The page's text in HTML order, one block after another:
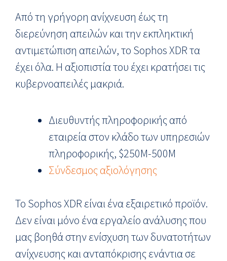
Από τη γρήγορη ανίχνευση έως τη
διερεύνηση απειλών και την εκπληκτική
αντιμετώπιση απειλών, το Sophos XDR τα
έχει όλα. Η αξιοπιστία του έχει κρατήσει τις
κυβερνοαπειλές μακριά.
Διευθυντής πληροφορικής από
εταιρεία στον κλάδο των υπηρεσιών
πληροφορικής, $250M-500M
Σύνδεσμος αξιολόγησης
Το Sophos XDR είναι ένα εξαιρετικό προϊόν.
Δεν είναι μόνο ένα εργαλείο ανάλυσης που
μας βοηθά στην ενίσχυση των δυνατοτήτων
ανίχνευσης και ανταπόκρισης ενάντια σε